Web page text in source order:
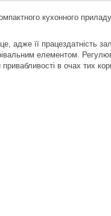
кухонного
адже її працездатність
елементом.
в очах тих